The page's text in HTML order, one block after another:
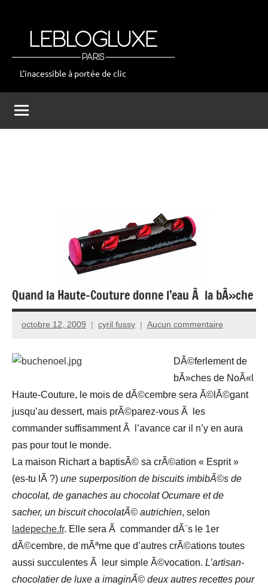
leblogluxe
L'inacessible à portée de clic
Quand la Haute-Couture donne l’eau Ã la bÃ»che
octobre 12, 2009 cyril fussy Aucun commentaire
DÃ©ferlement de
bÃ»ches de NoÃ«l
Haute-Couture, le mois de dÃ©cembre sera Ã©lÃ©gant
jusqu’au dessert, mais prÃ©parez-vous Ã les
commander suffisamment Ã l’avance car il n’y en aura
pas pour tout le monde.
La maison Richart a baptisÃ© sa crÃ©ation « Esprit »
(es-tu lÃ ?) une superposition de biscuits imbibÃ©s de
chocolat, de ganaches au chocolat Ocumare et de
sacher, un biscuit chocolatÃ© autrichien, selon
ladepeche.fr. Elle sera Ã commander dÃ¨s le 1er
dÃ©cembre, de mÃªme que d’autres crÃ©ations toutes
aussi succulentes Ã leur simple Ã©vocation. L’artisan-
chocolatier de luxe a imaginÃ© deux autres recettes pour